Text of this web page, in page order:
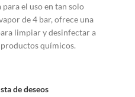
para el uso en tan solo
de 4 bar, ofrece una
limpiar y desinfectar a
químicos.
de deseos